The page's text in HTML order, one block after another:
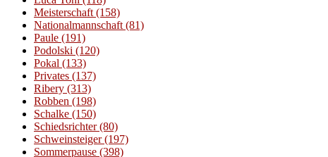
Meisterschaft (158)
Nationalmannschaft (81)
Paule (191)
Podolski (120)
Pokal (133)
Privates (137)
Ribery (313)
Robben (198)
Schalke (150)
Schiedsrichter(80)
Schweinsteiger(197)
Sommerpause (398)